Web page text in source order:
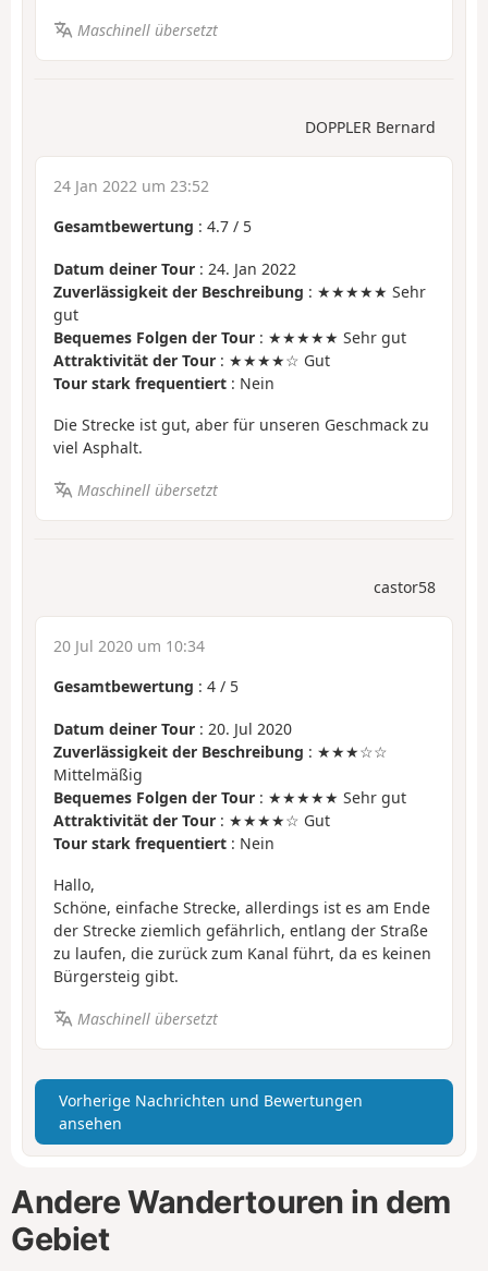
Maschinell übersetzt
DOPPLER Bernard
24 Jan 2022 um 23:52
Gesamtbewertung : 4.7 / 5
Datum deiner Tour : 24. Jan 2022
Zuverlässigkeit der Beschreibung : ★★★★★ Sehr
gut
Bequemes Folgen der Tour : ★★★★★ Sehr gut
Attraktivität der Tour : ★★★★☆ Gut
Tour stark frequentiert : Nein
Die Strecke ist gut, aber für unseren Geschmack zu
viel Asphalt.
Maschinell übersetzt
castor58
20 Jul 2020 um 10:34
Gesamtbewertung : 4 / 5
Datum deiner Tour : 20. Jul 2020
Zuverlässigkeit der Beschreibung : ★★★☆☆
Mittelmäßig
Bequemes Folgen der Tour : ★★★★★ Sehr gut
Attraktivität der Tour : ★★★★☆ Gut
Tour stark frequentiert : Nein
Hallo,
Schöne, einfache Strecke, allerdings ist es am Ende
der Strecke ziemlich gefährlich, entlang der Straße
zu laufen, die zurück zum Kanal führt, da es keinen
Bürgersteig gibt.
Maschinell übersetzt
Vorherige Nachrichten und Bewertungen
ansehen
Andere Wandertouren in dem
Gebiet